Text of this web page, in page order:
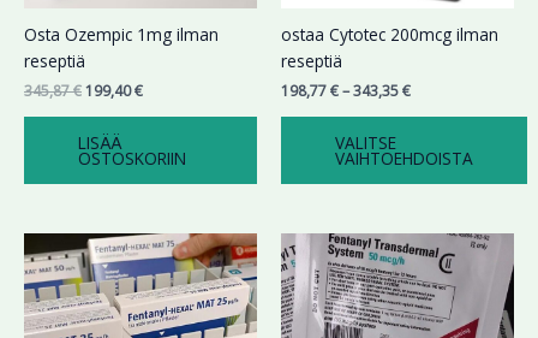
Osta Ozempic 1mg ilman
reseptiä
345,87€199,40€
LISÄÄ
OSTOSKORIIN
ostaa Cytotec 200mcg ilman
reseptiä
198,77€–343,35€
VALITSE
VAIHTOEHDOISTA
tehdä
valinnat
tuotteen
Hintaluokka:
199,99 €
-
534,21 €
tuotteella
on
useampi
Hintaluokka:
195,98 €
-
429,99 €
Tällä
tuotteella
on
useampi